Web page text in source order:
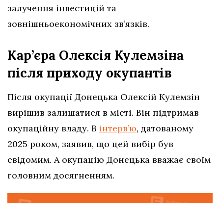
залучення інвестицій та
зовнішньоекономічних зв’язків.
Кар’єра Олексія Кулемзіна
після приходу окупантів
Після окупації Донецька Олексій Кулемзін
вирішив залишатися в місті. Він підтримав
окупаційну владу. В інтерв’ю, датованому
2025 роком, заявив, що цей вибір був
свідомим. А окупацію Донецька вважає своїм
головним досягненням.